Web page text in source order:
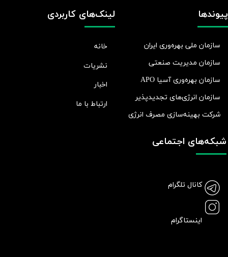
لینک‌های کاربردی
خانه
نشریات
اخبار
ارتباط با ما
پیوندها
سازمان ملی بهره‌وری ایران
سازمان مدیریت صنعتی
سازمان بهره‌وری آسیا APO
سازمان انرژی‌های تجدیدپذیر
شرکت بهينه‌سازی مصرف انرژی
شبکه‌های اجتماعی
کانال تلگرام
اینستاگرام